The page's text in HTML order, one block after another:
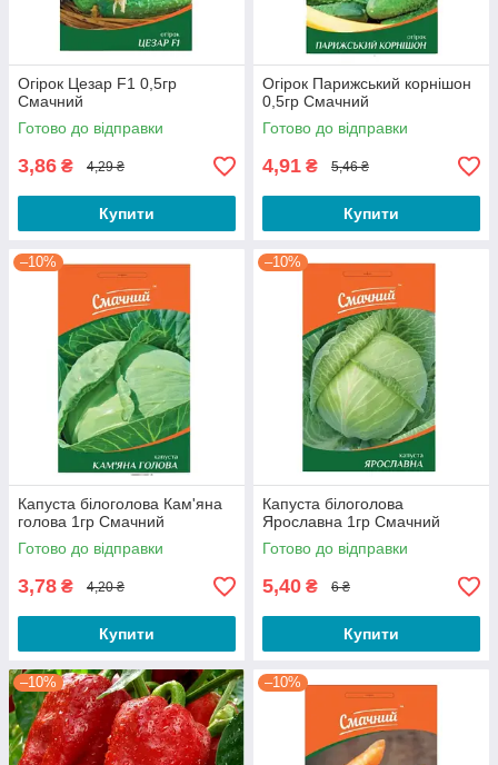
Огірок Цезар F1 0,5гр
Смачний
Готово до відправки
3,86 ₴ 4,29 ₴
Купити
Огірок Парижський корнішон
0,5гр Смачний
Готово до відправки
4,91 ₴ 5,46 ₴
Купити
–10%
Капуста білоголова Кам'яна
голова 1гр Смачний
Готово до відправки
3,78 ₴ 4,20 ₴
Купити
–10%
Капуста білоголова
Ярославна 1гр Смачний
Готово до відправки
5,40 ₴ 6 ₴
Купити
–10% –10%